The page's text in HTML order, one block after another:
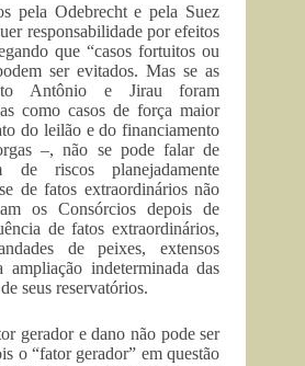
pela Odebrecht e pela Suez
responsabilidade por efeitos
que “casos fortuitos ou
ser evitados. Mas se as
Antônio e Jirau foram
como casos de força maior
do leilão e do financiamento
–, não se pode falar de
de riscos planejadamente
de fatos extraordinários não
os Consórcios depois de
de fatos extraordinários,
de peixes, extensos
ampliação indeterminada das
seus reservatórios.
gerador e dano não pode ser
o “fator gerador” em questão